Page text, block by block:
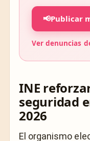
📢Publicar
Ver denuncias
INE
seguridad
2026
El organismo